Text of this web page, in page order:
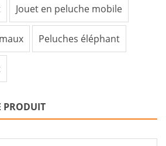
Jouet en peluche mobile
Peluches éléphant
PRODUIT